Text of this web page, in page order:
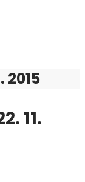
2015
11.